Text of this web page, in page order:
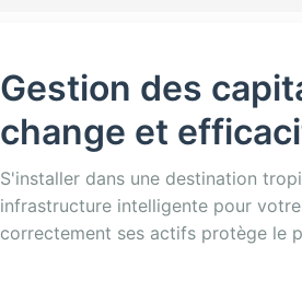
Gestion des
change et
S'installer dans une destination
infrastructure intelligente pour
correctement ses actifs protège le